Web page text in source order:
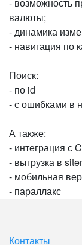
валюты;
- динамика
- навигация по
Поиск:
- по id
- с ошибками в
А также:
- интеграция с
- выгрузка в
- мобильная
- параллакс
Контакты